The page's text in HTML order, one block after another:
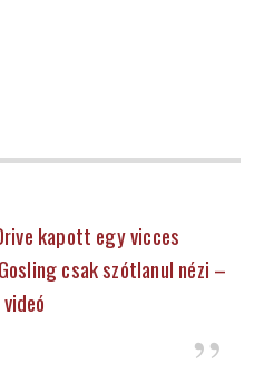
kapott egy vicces
csak szótlanul nézi –
videó